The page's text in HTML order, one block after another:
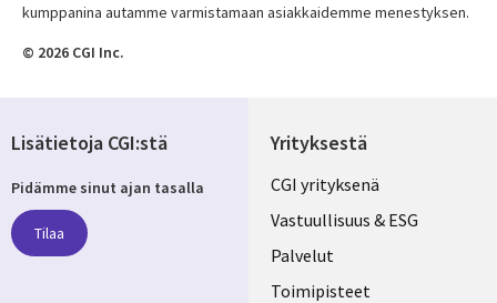
kumppanina autamme varmistamaan asiakkaidemme menestyksen.
© 2026 CGI Inc.
Yrityksestä
Useful
links
FINLAND
CGI yrityksenä
Vastuullisuus & ESG
Palvelut
Toimipisteet
Lisätietoja CGI:stä
Pidämme sinut ajan tasalla
Tilaa